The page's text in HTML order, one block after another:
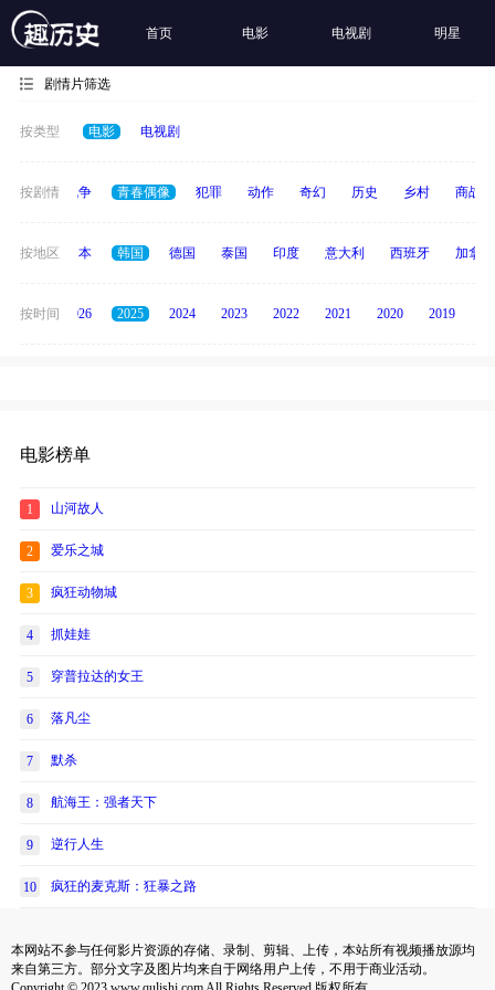
首页 电影 电视剧 明星
剧情片筛选
按类型 电影 电视剧
按剧情
古装 战争 青春偶像 犯罪 动作 奇幻 历史 乡村 商战
按地区
英国 日本 韩国 德国 泰国 印度 意大利 西班牙 加拿大
按时间
全部 2026 2025 2024 2023 2022 2021 2020 2019
电影榜单
1 山河故人
2 爱乐之城
3 疯狂动物城
4 抓娃娃
5 穿普拉达的女王
6 落凡尘
7 默杀
8 航海王：强者天下
9 逆行人生
10 疯狂的麦克斯：狂暴之路
本网站不参与任何影片资源的存储、录制、剪辑、上传，本站所有视频播放源均
来自第三方。部分文字及图片均来自于网络用户上传，不用于商业活动。